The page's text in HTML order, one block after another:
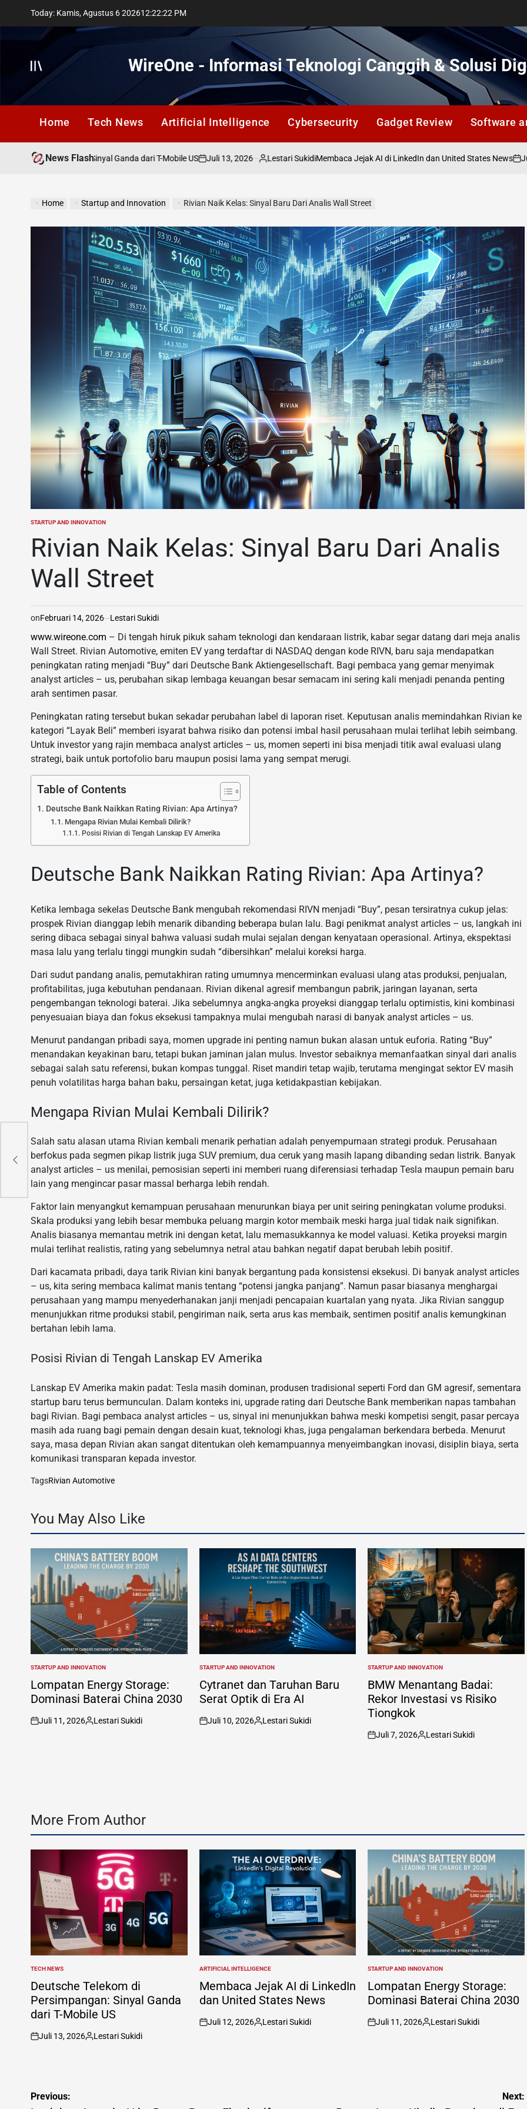
Today: Kamis, Agustus 6 202612:22:23 PM
Offcanvas
WireOne - Informasi Teknologi Canggih & Solusi
Home Tech News Artificial Intelligence Cybersecurity Gadget Review Software
News Flash
Sinyal Ganda dari T-Mobile US
on
Juli 13, 2026
Posted
Lestari SukidiMembaca Jejak AI di LinkedIn dan United States News
on
Juli 12,
Home Startup and Innovation Rivian Naik Kelas: Sinyal Baru Dari Analis Wall Street
POSTED
STARTUP AND INNOVATION
Rivian Naik Kelas: Sinyal Baru Dari Analis
Wall Street
onFebruari 14, 2026 Lestari Sukidi
www.wireone.com – Di tengah hiruk pikuk saham teknologi dan kendaraan listrik, kabar segar datang dari meja analis
Wall Street. Rivian Automotive, emiten EV yang terdaftar di NASDAQ dengan kode RIVN, baru saja mendapatkan
peningkatan rating menjadi “Buy” dari Deutsche Bank Aktiengesellschaft. Bagi pembaca yang gemar menyimak
analyst articles – us, perubahan sikap lembaga keuangan besar semacam ini sering kali menjadi penanda penting
arah sentimen pasar.
Peningkatan rating tersebut bukan sekadar perubahan label di laporan riset. Keputusan analis memindahkan Rivian ke
kategori “Layak Beli” memberi isyarat bahwa risiko dan potensi imbal hasil perusahaan mulai terlihat lebih seimbang.
Untuk investor yang rajin membaca analyst articles – us, momen seperti ini bisa menjadi titik awal evaluasi ulang
strategi, baik untuk portofolio baru maupun posisi lama yang sempat merugi.
Table of Contents
Deutsche Bank Naikkan Rating Rivian: Apa Artinya?
Mengapa Rivian Mulai Kembali Dilirik?
Posisi Rivian di Tengah Lanskap EV Amerika
Deutsche Bank Naikkan Rating Rivian: Apa Artinya?
Ketika lembaga sekelas Deutsche Bank mengubah rekomendasi RIVN menjadi “Buy”, pesan tersiratnya cukup jelas:
prospek Rivian dianggap lebih menarik dibanding beberapa bulan lalu. Bagi penikmat analyst articles – us, langkah ini
sering dibaca sebagai sinyal bahwa valuasi sudah mulai sejalan dengan kenyataan operasional. Artinya, ekspektasi
masa lalu yang terlalu tinggi mungkin sudah “dibersihkan” melalui koreksi harga.
Dari sudut pandang analis, pemutakhiran rating umumnya mencerminkan evaluasi ulang atas produksi, penjualan,
profitabilitas, juga kebutuhan pendanaan. Rivian dikenal agresif membangun pabrik, jaringan layanan, serta
pengembangan teknologi baterai. Jika sebelumnya angka-angka proyeksi dianggap terlalu optimistis, kini kombinasi
penyesuaian biaya dan fokus eksekusi tampaknya mulai mengubah narasi di banyak analyst articles – us.
Menurut pandangan pribadi saya, momen upgrade ini penting namun bukan alasan untuk euforia. Rating “Buy”
menandakan keyakinan baru, tetapi bukan jaminan jalan mulus. Investor sebaiknya memanfaatkan sinyal dari analis
sebagai salah satu referensi, bukan kompas tunggal. Riset mandiri tetap wajib, terutama mengingat sektor EV masih
penuh volatilitas harga bahan baku, persaingan ketat, juga ketidakpastian kebijakan.
Mengapa Rivian Mulai Kembali Dilirik?
Salah satu alasan utama Rivian kembali menarik perhatian adalah penyempurnaan strategi produk. Perusahaan
berfokus pada segmen pikap listrik juga SUV premium, dua ceruk yang masih lapang dibanding sedan listrik. Banyak
analyst articles – us menilai, pemosisian seperti ini memberi ruang diferensiasi terhadap Tesla maupun pemain baru
lain yang mengincar pasar massal berharga lebih rendah.
Faktor lain menyangkut kemampuan perusahaan menurunkan biaya per unit seiring peningkatan volume produksi.
Skala produksi yang lebih besar membuka peluang margin kotor membaik meski harga jual tidak naik signifikan.
Analis biasanya memantau metrik ini dengan ketat, lalu memasukkannya ke model valuasi. Ketika proyeksi margin
mulai terlihat realistis, rating yang sebelumnya netral atau bahkan negatif dapat berubah lebih positif.
Dari kacamata pribadi, daya tarik Rivian kini banyak bergantung pada konsistensi eksekusi. Di banyak analyst articles
– us, kita sering membaca kalimat manis tentang “potensi jangka panjang”. Namun pasar biasanya menghargai
perusahaan yang mampu menyederhanakan janji menjadi pencapaian kuartalan yang nyata. Jika Rivian sanggup
menunjukkan ritme produksi stabil, pengiriman naik, serta arus kas membaik, sentimen positif analis kemungkinan
bertahan lebih lama.
Posisi Rivian di Tengah Lanskap EV Amerika
Lanskap EV Amerika makin padat: Tesla masih dominan, produsen tradisional seperti Ford dan GM agresif, sementara
startup baru terus bermunculan. Dalam konteks ini, upgrade rating dari Deutsche Bank memberikan napas tambahan
bagi Rivian. Bagi pembaca analyst articles – us, sinyal ini menunjukkan bahwa meski kompetisi sengit, pasar percaya
masih ada ruang bagi pemain dengan desain kuat, teknologi khas, juga pengalaman berkendara berbeda. Menurut
saya, masa depan Rivian akan sangat ditentukan oleh kemampuannya menyeimbangkan inovasi, disiplin biaya, serta
komunikasi transparan kepada investor.
TagsRivian Automotive
You May Also Like
POSTED
IN
STARTUP AND INNOVATION
Lompatan Energy Storage:
Dominasi Baterai China 2030
on
Juli 11, 2026
Posted
Lestari Sukidi
POSTED
IN
STARTUP AND INNOVATION
Cytranet dan Taruhan Baru
Serat Optik di Era AI
on
Juli 10, 2026
Posted
Lestari Sukidi
POSTED
IN
STARTUP AND INNOVATION
BMW Menantang Badai:
Rekor Investasi vs Risiko
Tiongkok
on
Juli 7, 2026
Posted
Lestari Sukidi
More From Author
POSTED
IN
TECH NEWS
Deutsche Telekom di
Persimpangan: Sinyal Ganda
dari T-Mobile US
on
Juli 13, 2026
Posted
Lestari Sukidi
POSTED
IN
ARTIFICIAL INTELLIGENCE
Membaca Jejak AI di LinkedIn
dan United States News
on
Juli 12, 2026
Posted
Lestari Sukidi
POSTED
IN
STARTUP AND INNOVATION
Lompatan Energy Storage:
Dominasi Baterai China 2030
on
Juli 11, 2026
Posted
Lestari Sukidi
Navigasi
Previous: Next: